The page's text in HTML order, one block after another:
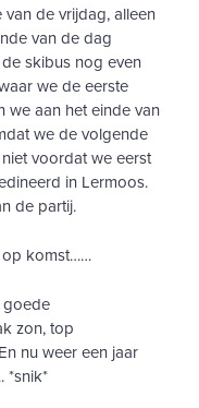
de vrijdag, alleen
van de dag
skibus nog even
we de eerste
we aan het einde van
we de volgende
voordat we eerst
in Lermoos.
de partij.
op komst……
goede
zon, top
nu weer een jaar
*snik*